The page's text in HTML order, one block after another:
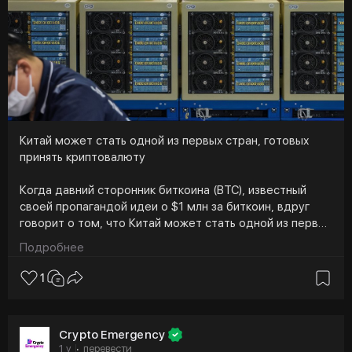
Китай может стать одной из первых стран, готовых
принять криптовалюту
Когда давний сторонник биткоина (BTC), известный
своей пропагандой идеи о $1 млн за биткоин, вдруг
говорит о том, что Китай может стать одной из первых
стран, готовых принять криптовалюту, такой
комментарий не остается незамеченным, особенно
учитывая текущую энергетическую стратегию,
динамику экспорта и геополитическую напряженность.
% на взаимную торговлю товарами, эта идея вовсе не
Подробнее
1
Crypto Emergency
1 y · перевести